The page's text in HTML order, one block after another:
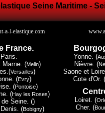
Seine Maritime -
France.
Paris.
Marne. (Melin)
Versailles)
(Evry)
(Pontoise)
(Hay les Roses)
de Seine. ()
(Bobigny)
Yonne. (
Nièvre. (
Saone et
Cote d'Or. (
Loiret. (
Cher. (
a-l-elastique.com